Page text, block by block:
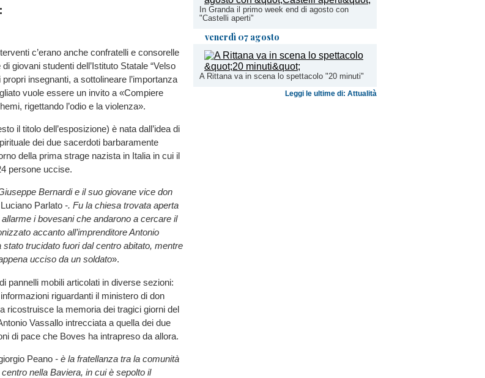
In Granda il primo week end di agosto con
"Castelli aperti"
venerdì 07 agosto
A Rittana va in scena lo spettacolo "20 minuti"
Leggi le ultime di: Attualità
c’erano anche confratelli e consorelle
giovani studenti dell’Istituto Statale “Velso
insegnanti, a sottolineare l’importanza
vuole essere un invito a «Compiere
rigettando l’odio e la violenza».
il titolo dell’esposizione) è nata dall’idea di
dei due sacerdoti barbaramente
della prima strage nazista in Italia in cui il
persone uccise.
Bernardi e il suo giovane vice don
Parlato -. Fu la chiesa trovata aperta
i bovesani che andarono a cercare il
accanto all’imprenditore Antonio
trucidato fuori dal centro abitato, mentre
ucciso da un soldato».
pannelli mobili articolati in diverse sezioni:
riguardanti il ministero di don
ricostruisce la memoria dei tragici giorni del
Vassallo intrecciata a quella dei due
di pace che Boves ha intrapreso da allora.
Peano - è la fratellanza tra la comunità
nella Baviera, in cui è sepolto il